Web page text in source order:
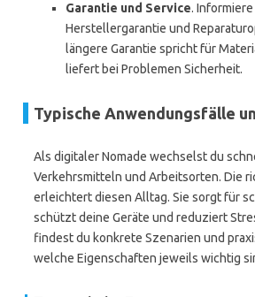
Garantie und Service.
Herstellergarantie und
längere Garantie spricht für
liefert bei Problemen Sicherheit.
Typische Anwendungsfälle
Als digitaler Nomade wechselst du
Verkehrsmitteln und Arbeitsorten. Die
erleichtert diesen Alltag. Sie sorgt für
schützt deine Geräte und reduziert
findest du konkrete Szenarien und
welche Eigenschaften jeweils wichtig